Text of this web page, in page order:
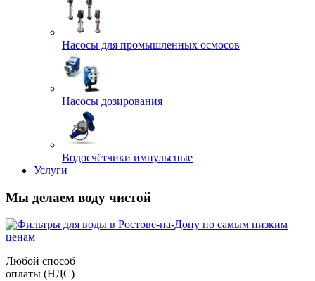
Насосы для промышленных осмосов
Насосы дозирования
Водосчётчики импульсные
Услуги
Мы делаем воду чистой
Любой способ
оплаты (НДС)